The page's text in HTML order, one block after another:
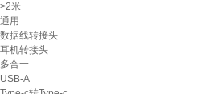
>2米
通用
数据线转接头
耳机转接头
多合一
USB-A